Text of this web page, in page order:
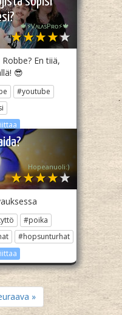
🍁⚡️VᴀʟᴀsPʀᴏ⚡️🍁
En tiiä,
😎
#youtube
Hopeanuoli:)
#poika
#hopsunturhat
»